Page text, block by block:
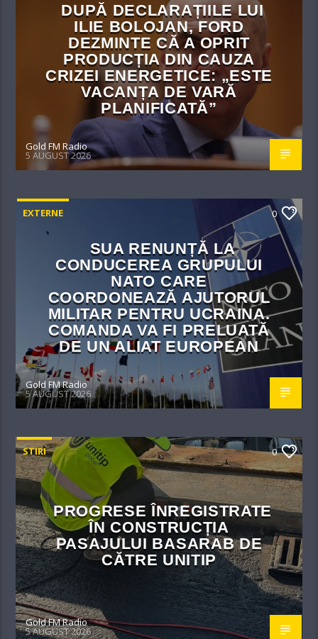
DUPĂ DECLARAȚIILE LUI
ILIE BOLOJAN, FORD
DEZMINTE CĂ A OPRIT
PRODUCȚIA DIN CAUZA
CRIZEI ENERGETICE: „ESTE
VACANȚA DE VARĂ
PLANIFICATĂ”
Gold FM Radio
5 AUGUST 2026
EXTERNE 0
SUA RENUNȚĂ LA
CONDUCEREA GRUPULUI
NATO CARE
COORDONEAZĂ AJUTORUL
MILITAR PENTRU UCRAINA.
COMANDA VA FI PRELUATĂ
DE UN ALIAT EUROPEAN
Gold FM Radio
5 AUGUST 2026
STIRI 0
PROGRESE ÎNREGISTRATE
ÎN CONSTRUCȚIA
PASAJULUI BASARAB DE
CĂTRE UNITIP
Gold FM Radio
5 AUGUST 2026